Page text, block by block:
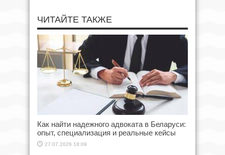
ЧИТАЙТЕ ТАКЖЕ
Как найти надежного адвоката в Беларуси:
опыт, специализация и реальные кейсы
27.07.2026 18:09